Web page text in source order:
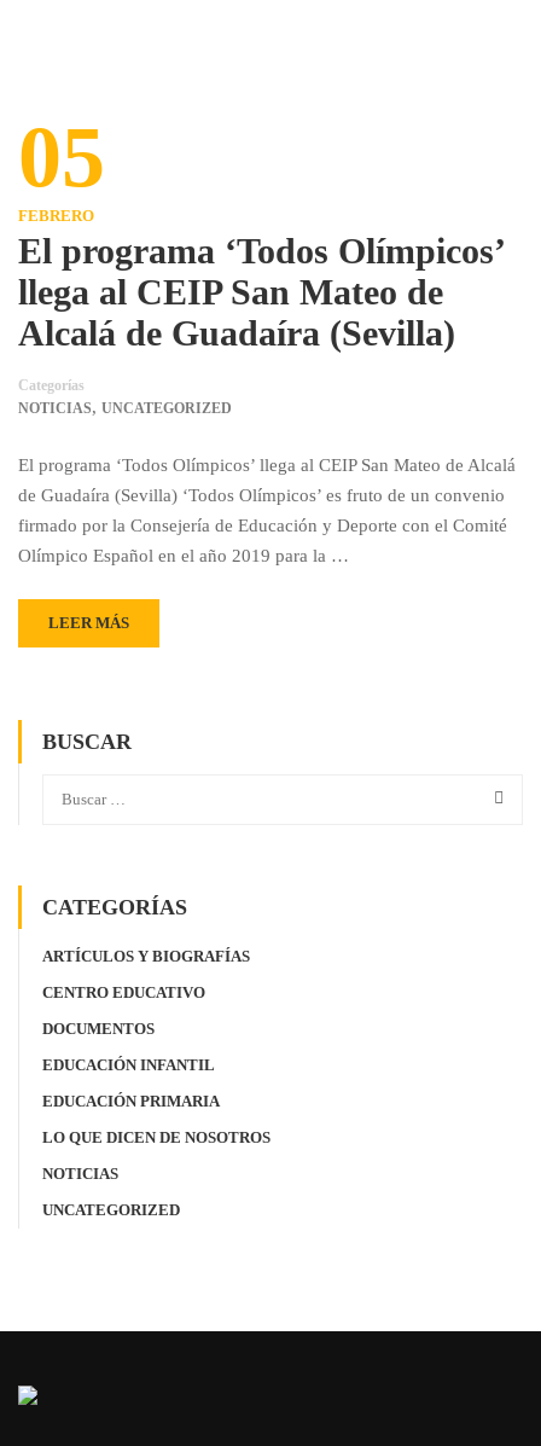
05
FEBRERO
El programa ‘Todos Olímpicos’
llega al CEIP San Mateo de
Alcalá de Guadaíra (Sevilla)
Categorías
NOTICIAS, UNCATEGORIZED
El programa ‘Todos Olímpicos’ llega al CEIP San Mateo de Alcalá
de Guadaíra (Sevilla) ‘Todos Olímpicos’ es fruto de un convenio
firmado por la Consejería de Educación y Deporte con el Comité
Olímpico Español en el año 2019 para la …
LEER MÁS
BUSCAR
CATEGORÍAS
ARTÍCULOS Y BIOGRAFÍAS
CENTRO EDUCATIVO
DOCUMENTOS
EDUCACIÓN INFANTIL
EDUCACIÓN PRIMARIA
LO QUE DICEN DE NOSOTROS
NOTICIAS
UNCATEGORIZED